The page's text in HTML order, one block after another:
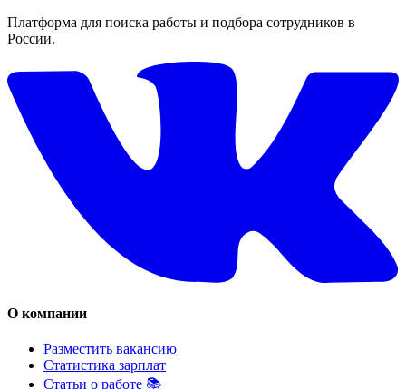
Платформа для поиска работы и подбора сотрудников в
России.
О компании
Разместить вакансию
Статистика зарплат
Статьи о работе 📚